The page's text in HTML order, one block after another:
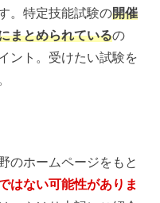
。特定技能試験の開催
まとめられているの
ント。受けたい試験を
のホームページをもと
はない可能性がありま